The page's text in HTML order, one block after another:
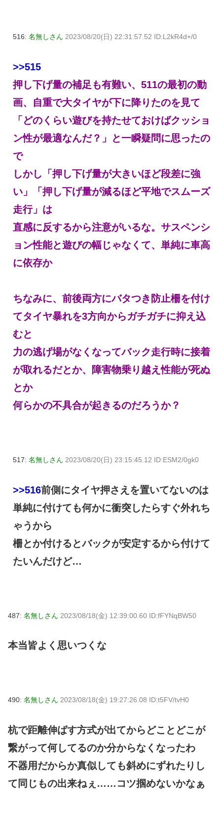
516: 名無しさん 2023/08/20(日) 22:31:57.52 ID:L2kR4d+/0
>>515
押し下げ量の補足も有難い、511の最初の動
画、自重で大タイヤが下に降りたのを見て
「どのくらい遊びを持たせておけばクッショ
ン性が最適なんだ？」と一瞬疑問に思ったの
で
しかし「押し下げ量が大きいほど段差に強
い」「押し下げ量が減るほど平地でスムーズ
走行」は
直感に反するから注意がいるな。サスペンシ
ョン性能と遊びの幅じゃなくて、単純に車高
に依存か
ちなみに、前後両方にバタつき防止柵を付け
てタイヤ暴れを3方向からガチガチに抑え込
むと
力の逃げ場がなくなってバック走行時に接着
が取れるだとか、障害物乗り越え性能が死ぬ
とか
何らかの不具合が起きるのだろうか？
517: 名無しさん 2023/08/20(日) 23:15:45.12 ID:ESM2/0gk0
>>516前側にタイヤ押さえを置いてないのは
単純に付けても何かに衝突したらすぐ外れち
ゃうから
柵とか付けるとバックが安定するから付けて
たいんだけど…
487: 名無しさん 2023/08/18(金) 12:39:00.60 ID:fFYNqBW50
本当皆よく思いつくな
490: 名無しさん 2023/08/18(金) 19:27:26.08 ID:t5FV/tvH0
杭で距離伸ばす方式が出てからどことどこが
繋がって何してるのか分からなくなったわ
不器用だからか真似しても斜めにずれたりし
て同じもの出来ねぇ……コツ掴めないかなぁ